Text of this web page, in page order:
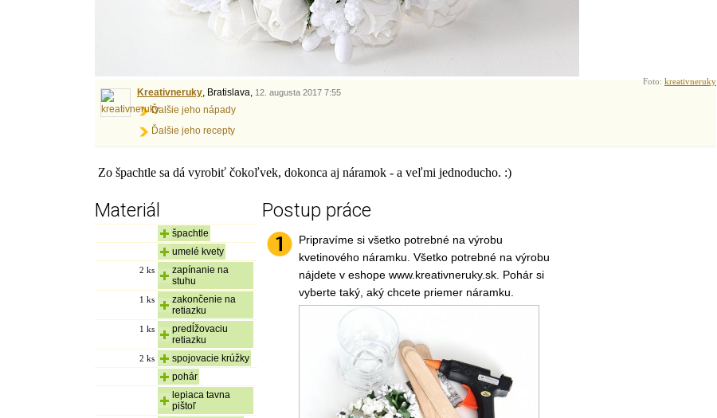
Foto: kreativneruky
Kreativneruky, Bratislava, 12. augusta 2017 7:55
Ďalšie jeho nápady
Ďalšie jeho recepty
Zo špachtle sa dá vyrobiť čokoľvek, dokonca aj náramok - a veľmi jednoducho. :)
Materiál
špachtle
umelé kvety
2 ks
zapínanie na
stuhu
1 ks
zakončenie na
retiazku
1 ks
predĺžovaciu
retiazku
2 ks
spojovacie krúžky
pohár
lepiaca tavna
pištoľ
Postup práce
Pripravíme si všetko potrebné na výrobu
kvetinového náramku. Všetko potrebné na výrobu
nájdete v eshope www.kreativneruky.sk. Pohár si
vyberte taký, aký chcete priemer náramku.